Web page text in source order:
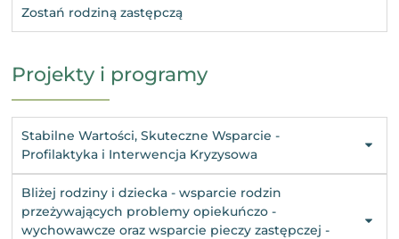
Zostań rodziną zastępczą
Projekty i programy
Stabilne Wartości, Skuteczne Wsparcie -
Profilaktyka i Interwencja Kryzysowa
Bliżej rodziny i dziecka - wsparcie rodzin
przeżywających problemy opiekuńczo -
wychowawcze oraz wsparcie pieczy zastępczej -